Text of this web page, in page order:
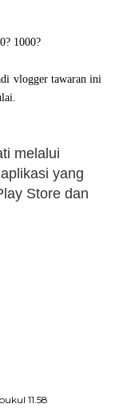
1000?
vlogger tawaran ini
melalui
yang
Store dan
11.58